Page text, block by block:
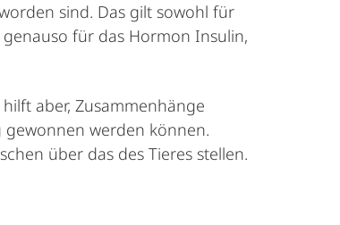
sind. Das gilt sowohl für
für das Hormon Insulin,
aber, Zusammenhänge
gewonnen werden können.
über das des Tieres stellen.